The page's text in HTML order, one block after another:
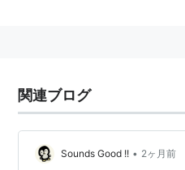
関連ブログ
Sounds Good !! • 2ヶ月前